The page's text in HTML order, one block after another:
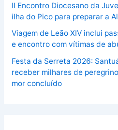
II Encontro Diocesano da
ilha do Pico para preparar a
Viagem de Leão XIV inclui
e encontro com vítimas de
Festa da Serreta 2026:
receber milhares de
mor concluído